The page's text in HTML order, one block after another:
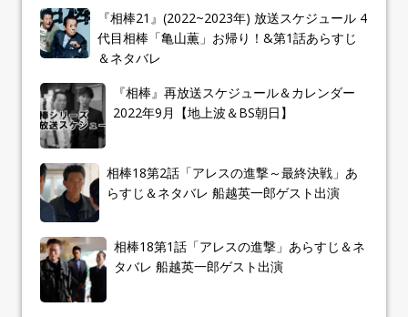
『相棒21』(2022~2023年) 放送スケジュール 4
代目相棒「亀山薫」お帰り！&第1話あらすじ
＆ネタバレ
『相棒』再放送スケジュール＆カレンダー
2022年9月【地上波＆BS朝日】
相棒18第2話「アレスの進撃～最終決戦」あ
らすじ＆ネタバレ 船越英一郎ゲスト出演
相棒18第1話「アレスの進撃」あらすじ＆ネ
タバレ 船越英一郎ゲスト出演